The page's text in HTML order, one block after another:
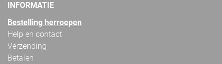
INFORMATIE
Bestelling herroepen
Help en contact
Verzending
Betalen